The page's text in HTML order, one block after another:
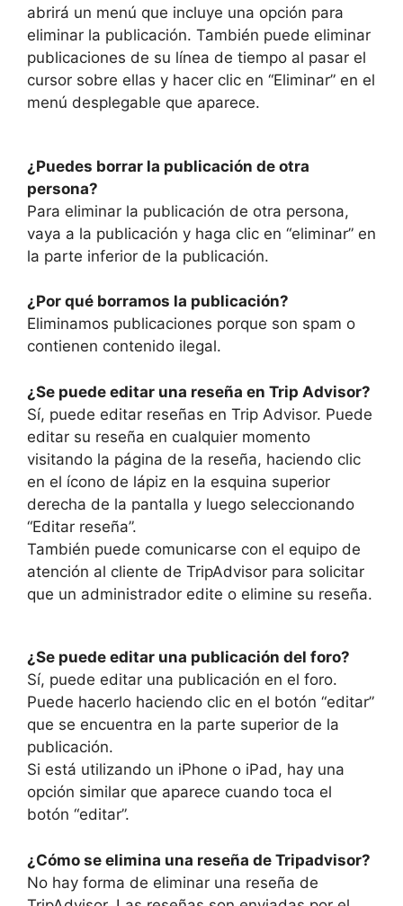
abrirá un menú que incluye una opción para
eliminar la publicación. También puede eliminar
publicaciones de su línea de tiempo al pasar el
cursor sobre ellas y hacer clic en “Eliminar” en el
menú desplegable que aparece.
¿Puedes borrar la publicación de otra
persona?
Para eliminar la publicación de otra persona,
vaya a la publicación y haga clic en “eliminar” en
la parte inferior de la publicación.
¿Por qué borramos la publicación?
Eliminamos publicaciones porque son spam o
contienen contenido ilegal.
¿Se puede editar una reseña en Trip Advisor?
Sí, puede editar reseñas en Trip Advisor. Puede
editar su reseña en cualquier momento
visitando la página de la reseña, haciendo clic
en el ícono de lápiz en la esquina superior
derecha de la pantalla y luego seleccionando
“Editar reseña”.
También puede comunicarse con el equipo de
atención al cliente de TripAdvisor para solicitar
que un administrador edite o elimine su reseña.
¿Se puede editar una publicación del foro?
Sí, puede editar una publicación en el foro.
Puede hacerlo haciendo clic en el botón “editar”
que se encuentra en la parte superior de la
publicación.
Si está utilizando un iPhone o iPad, hay una
opción similar que aparece cuando toca el
botón “editar”.
¿Cómo se elimina una reseña de Tripadvisor?
No hay forma de eliminar una reseña de